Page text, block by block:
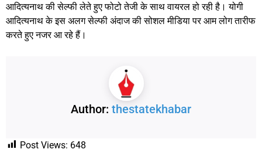
आदित्यनाथ की सेल्फी लेते हुए फोटो तेजी के साथ वायरल हो रही है। योगी
आदित्यनाथ के इस अलग सेल्फी अंदाज की सोशल मीडिया पर आम लोग तारीफ
करते हुए नजर आ रहे हैं।
Author: thestatekhabar
Post Views: 648